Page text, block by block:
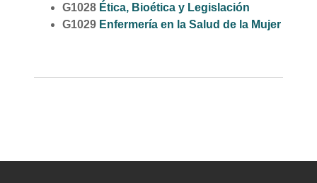
G1028 Ética, Bioética y Legislación
G1029 Enfermería en la Salud de la Mujer